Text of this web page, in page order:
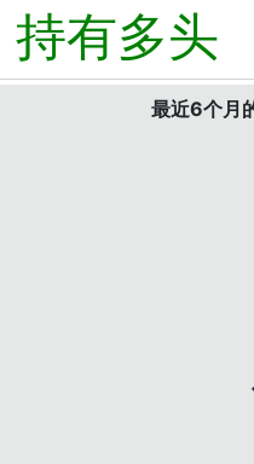
持有多头
最近6个月